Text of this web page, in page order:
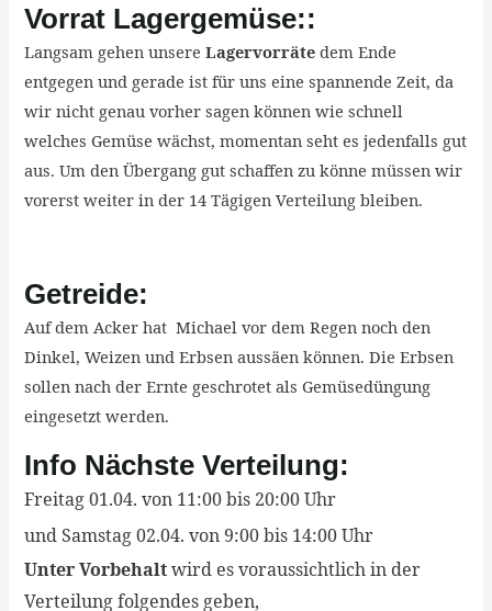
Vorrat Lagergemüse::
Langsam gehen unsereLagervorräte dem Ende
entgegen und gerade ist für uns eine spannende Zeit, da
wir nicht genau vorher sagen können wie schnell
welches Gemüse wächst, momentan seht es jedenfalls gut
aus. Um den Übergang gut schaffen zu könne müssen wir
vorerst weiter in der 14 Tägigen Verteilung bleiben.
Getreide:
Auf dem Acker hat Michael vor dem Regen noch den
Dinkel, Weizen und Erbsen aussäen können. Die Erbsen
sollen nach der Ernte geschrotet als Gemüsedüngung
eingesetzt werden.
Info Nächste Verteilung:
Freitag 01.04. von 11:00 bis 20:00 Uhr
und Samstag 02.04.von 9:00 bis 14:00 Uhr
Unter Vorbehaltwird es voraussichtlich in der
Verteilung folgendes geben,